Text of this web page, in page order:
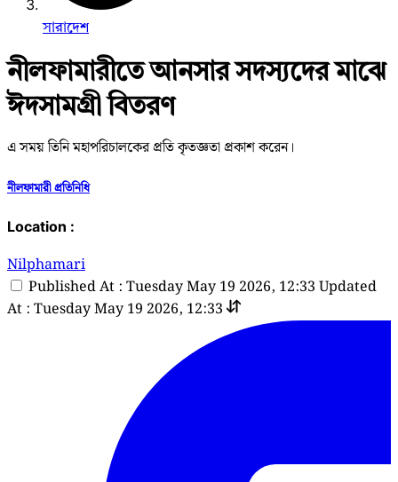
সারাদেশ
নীলফামারীতে আনসার সদস্যদের মাঝে
ঈদসামগ্রী বিতরণ
এ সময় তিনি মহাপরিচালকের প্রতি কৃতজ্ঞতা প্রকাশ করেন।
নীলফামারী প্রতিনিধি
Location :
Nilphamari
Published At : Tuesday May 19 2026, 12:33 Updated
At : Tuesday May 19 2026, 12:33